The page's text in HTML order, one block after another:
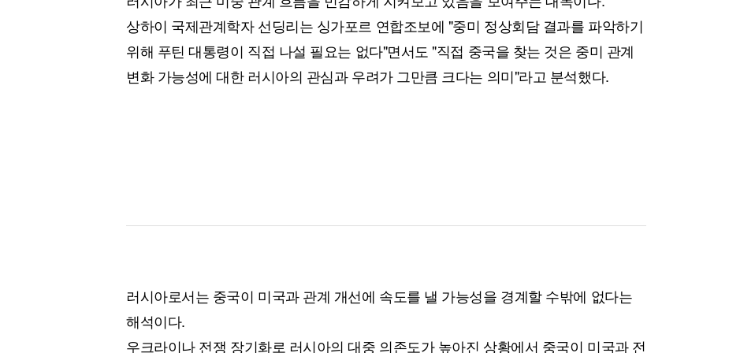
상하이 국제관계학자 선딩리는 싱가포르 연합조보에 "중미 정상회담 결과를 파악하기
위해 푸틴 대통령이 직접 나설 필요는 없다"면서도 "직접 중국을 찾는 것은 중미 관계
변화 가능성에 대한 러시아의 관심과 우려가 그만큼 크다는 의미"라고 분석했다.
러시아로서는 중국이 미국과 관계 개선에 속도를 낼 가능성을 경계할 수밖에 없다는
해석이다.
우크라이나 전쟁 장기화로 러시아의 대중 의존도가 높아진 상황에서 중국이 미국과 전